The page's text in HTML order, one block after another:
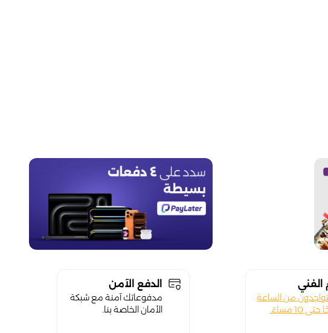
الفني
من الساعة
الدفع الآمن
مدفوعاتك آمنة مع شبكة
الأمان الخاصة بنا.